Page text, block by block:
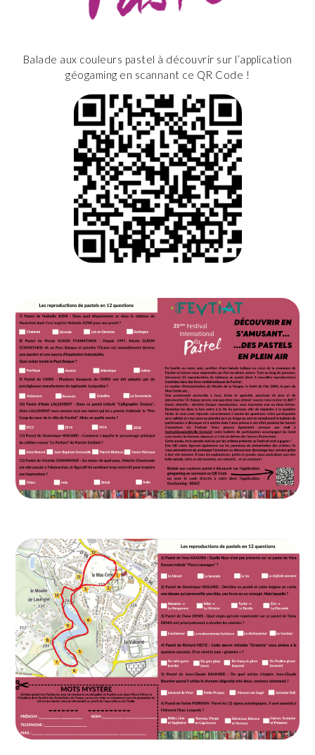
Balade aux couleurs pastel à découvrir sur l’application
géogaming en scannant ce QR Code !